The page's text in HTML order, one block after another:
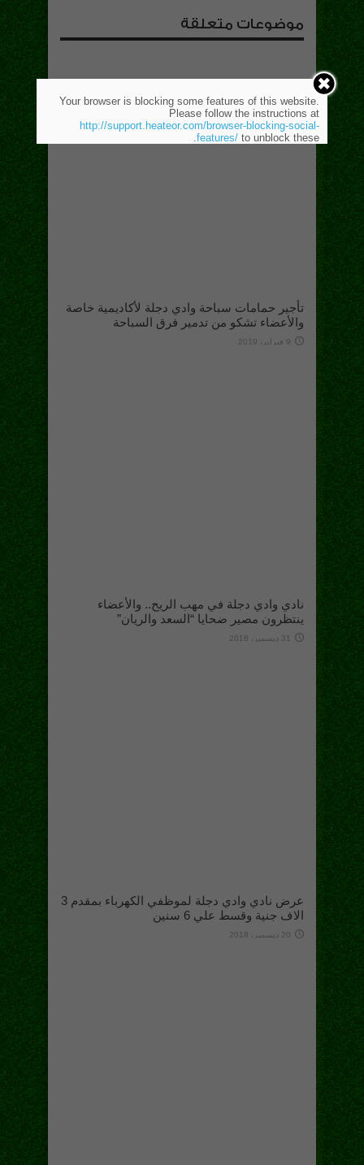
موضوعات متعلقة
تأجير حمامات سباحة وادي دجلة لأكاديمية خاصة
والأعضاء تشكو من تدمير فرق السباحة
9 فبراير، 2019
نادي وادي دجلة في مهب الريح.. والأعضاء
ينتظرون مصير ضحايا “السعد والريان”
31 ديسمبر، 2018
عرض نادي وادي دجلة لموظفي الكهرباء بمقدم 3
الاف جنية وقسط علي 6 سنين
20 ديسمبر، 2018
Your browser is blocking some features of this website.
Please follow the instructions at
http://support.heateor.com/browser-blocking-social-
features/ to unblock these.